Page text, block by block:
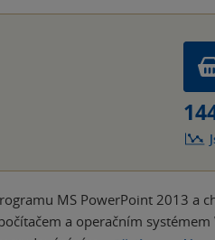
MS PowerPoint 2013 a
a operačním